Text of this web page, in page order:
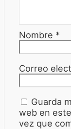
Nombre *
Correo
Guarda
web en
vez que